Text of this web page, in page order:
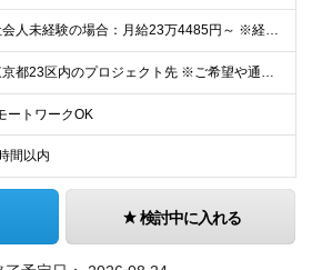
■社会人未経験の場合：月給23万4485円～ ※経験・能力などを考慮の上、当社規定により優遇します ※業界未経験の方でも前職での経験を最大限に評価します ※上記にはみなし残業代(25時間分3万832
■東京都23区内のプロジェクト先 ※ご希望や通勤時間を考慮して、配属先を決定します。 【本社】 東京都新宿区西新宿4-10-19 3階 ＼オフィス移転！デスクも心機一転アップデート！／ 全席に
ートワークOK
間以内
検討中に入れる